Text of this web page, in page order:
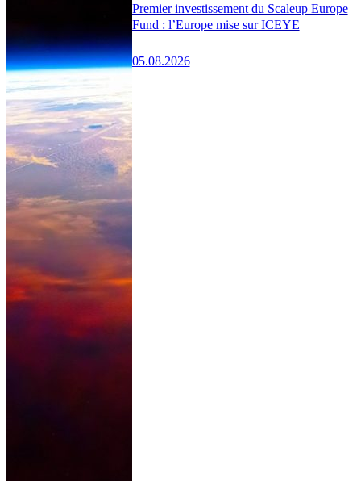
Premier investissement du Scaleup Europe
Fund : l’Europe mise sur ICEYE
05.08.2026